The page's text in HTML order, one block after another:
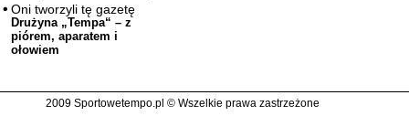
Oni tworzyli tę gazetę
Drużyna „Tempa“ – z
piórem, aparatem i
ołowiem
2009 Sportowetempo.pl © Wszelkie prawa zastrzeżone